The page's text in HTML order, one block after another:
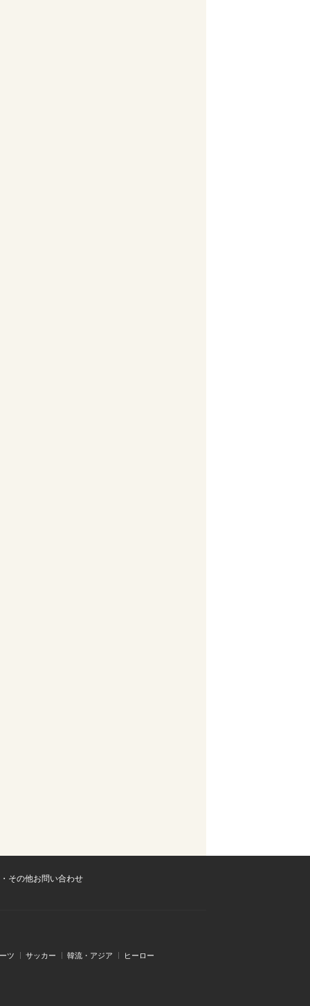
その他お問い合わせ
ツ サッカー 韓流・アジア ヒーロー